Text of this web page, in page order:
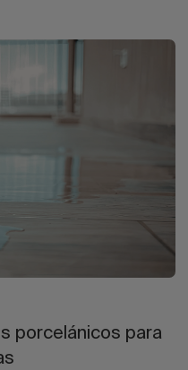
porcelánicos para